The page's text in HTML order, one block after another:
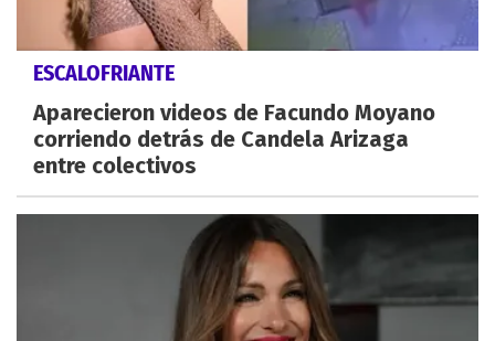
ESCALOFRIANTE
Aparecieron videos de Facundo Moyano
corriendo detrás de Candela Arizaga
entre colectivos